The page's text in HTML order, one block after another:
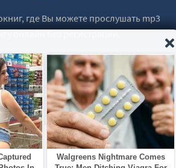
где Вы можете прослушать mp3
онлайн без регистрации.
online.com Все права защищены.